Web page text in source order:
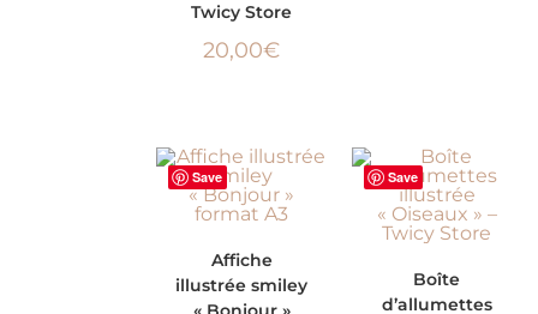
Twicy Store
20,00€
Save
PANIER
Affiche
illustrée smiley
Save
Boîte
d’allumettes